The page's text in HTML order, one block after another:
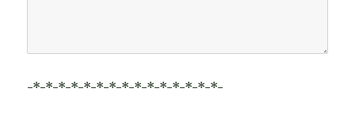
-*-*-*-*-*-*-*-*-*-*-*-*-*-*-*-